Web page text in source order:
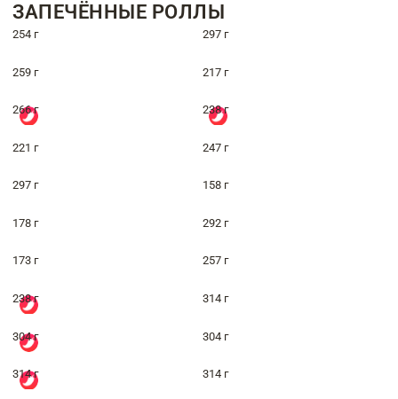
ЗАПЕЧЁННЫЕ РОЛЛЫ
254 г 297 г
259 г 217 г
266 г 238 г
221 г 247 г
297 г 158 г
178 г 292 г
173 г 257 г
238 г 314 г
304 г 304 г
314 г 314 г